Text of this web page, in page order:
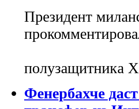
Президент
полузащитника
Фенербахче